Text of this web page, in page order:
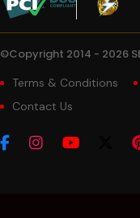
©Copyright 2014 - 2026
Terms & Conditions
Contact Us